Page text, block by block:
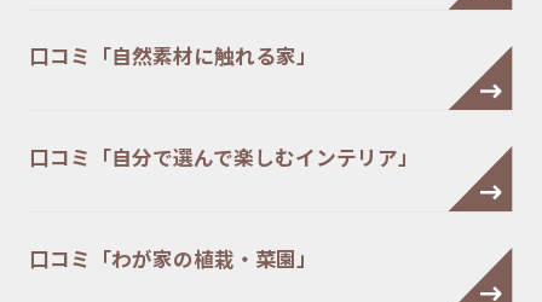
口コミ「自然素材に触れる家」
口コミ「自分で選んで楽しむインテリア」
口コミ「わが家の植栽・菜園」